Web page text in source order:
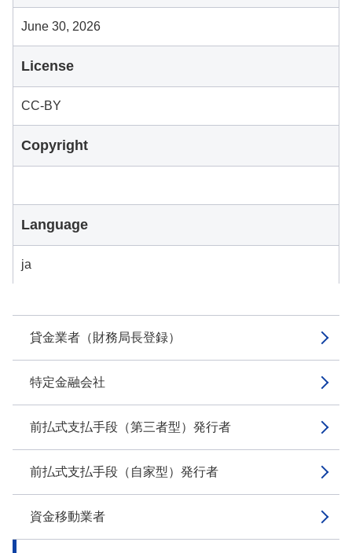
貸金業者（財務局長登録）
特定金融会社
前払式支払手段（第三者型）発行者
前払式支払手段（自家型）発行者
資金移動業者
June 30, 2026
License
CC-BY
Copyright
Language
ja